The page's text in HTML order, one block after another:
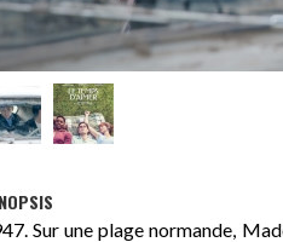
Sur une plage normande,